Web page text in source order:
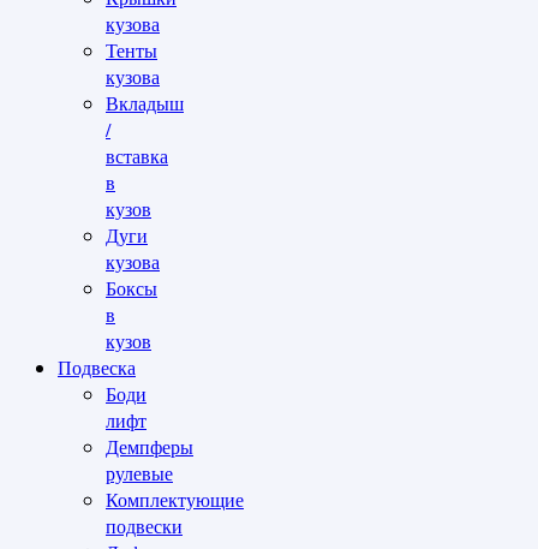
кузова
Тенты
кузова
Вкладыш
/
вставка
в
кузов
Дуги
кузова
Боксы
в
кузов
Подвеска
Боди
лифт
Демпферы
рулевые
Комплектующие
подвески